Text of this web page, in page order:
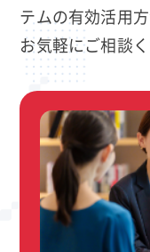
テムの有効活用
お気軽にご相談く